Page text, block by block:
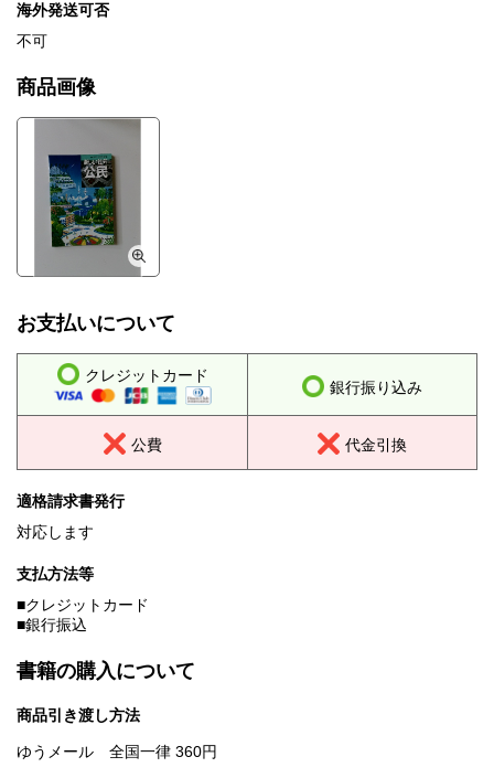
海外発送可否
不可
商品画像
お支払いについて
クレジットカード
銀行振り込み
公費 代金引換
適格請求書発行
対応します
支払方法等
■クレジットカード
■銀行振込
書籍の購入について
商品引き渡し方法
ゆうメール 全国一律 360円